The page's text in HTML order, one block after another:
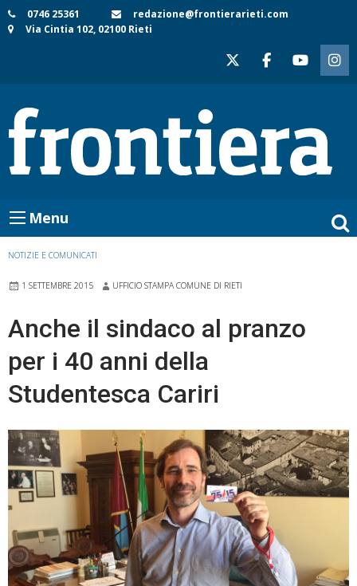
Skip
to
0746 25361
redazione@frontierarieti.com
Via Cintia 102, 02100 Rieti
Menu
NOTIZIE E COMUNICATI
1 SETTEMBRE 2015 UFFICIO STAMPA COMUNE DI RIETI
Anche il sindaco al pranzo
per i 40 anni della
Studentesca Cariri